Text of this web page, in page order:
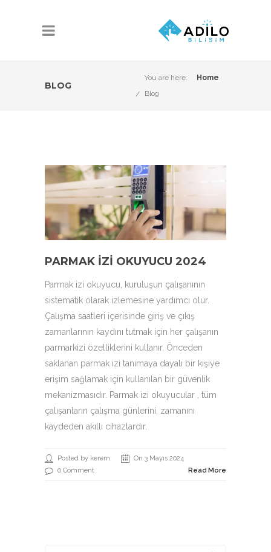
BLOG
You are here:
Home
Blog
PARMAK IZI OKUYUCU 2024
Parmak izi okuyucu, kuruluşun çalışanının
sistematik olarak izlemesine yardımcı olur.
Çalışma saatleri içerisinde giriş ve çıkış
zamanlarının kaydını tutmak için her çalışanın
parmarkizi özelliklerini kullanır. Önceden
saklanan parmak izi tanımaya dayalı bir kişiye
erişim sağlamak için kullanılan bir güvenlik
mekanizmasıdır. Parmak izi okuyucular , tüm
çalışanların çalışma günlerini, zamanını
kaydeden akıllı cihazlardır.
Posted by kerem
On 3 Mayıs 2024
0 Comment
Read More